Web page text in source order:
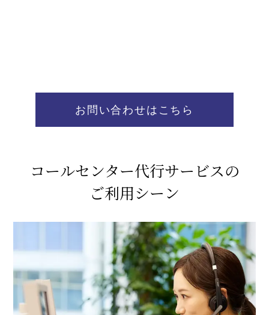
お問い合わせはこちら
コールセンター代行サービスの
ご利用シーン